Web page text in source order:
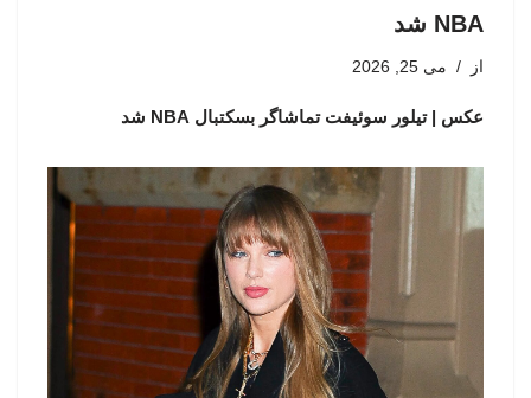
NBA شد
از می 25, 2026
عکس | تیلور سوئیفت تماشاگر بسکتبال NBA شد